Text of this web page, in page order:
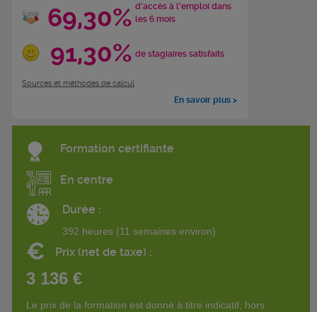
69,30% d'accès à l'emploi dans
les 6 mois
91,30% de stagiaires satisfaits
Sources et méthodes de calcul
En savoir plus >
Formation certifiante
En centre
Durée :
392 heures (11 semaines environ)
€ Prix (net de taxe) :
3 136 €
Le prix de la formation est donné à titre indicatif, hors